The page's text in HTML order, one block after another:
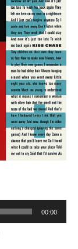
00:00